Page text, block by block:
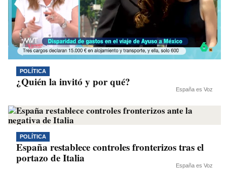
POLÍTICA
¿Quién la invitó y por qué?
España es Voz
POLÍTICA
España restablece controles fronterizos tras el
portazo de Italia
España es Voz